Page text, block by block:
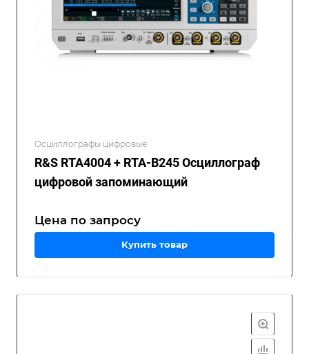
Осциллографы цифровые
R&S RTA4004 + RTA-B245 Осциллограф
цифровой запоминающий
Цена по запросу
Купить товар